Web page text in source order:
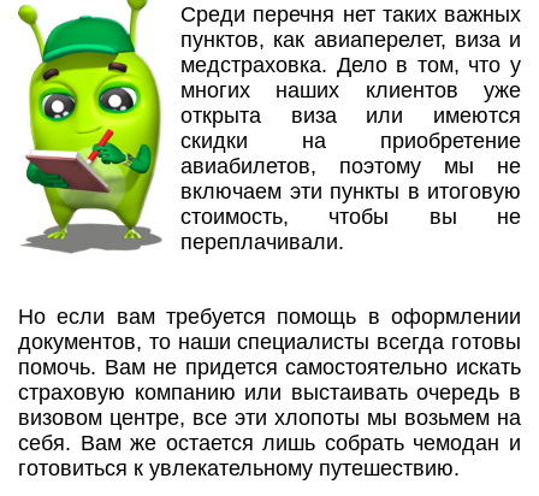
Среди перечня нет таких важных
пунктов, как авиаперелет, виза и
медстраховка. Дело в том, что у
многих наших клиентов уже
открыта виза или имеются
скидки на приобретение
авиабилетов, поэтому мы не
включаем эти пункты в итоговую
стоимость, чтобы вы не
переплачивали.
Но если вам требуется помощь в оформлении
документов, то наши специалисты всегда готовы
помочь. Вам не придется самостоятельно искать
страховую компанию или выстаивать очередь в
визовом центре, все эти хлопоты мы возьмем на
себя. Вам же остается лишь собрать чемодан и
готовиться к увлекательному путешествию.